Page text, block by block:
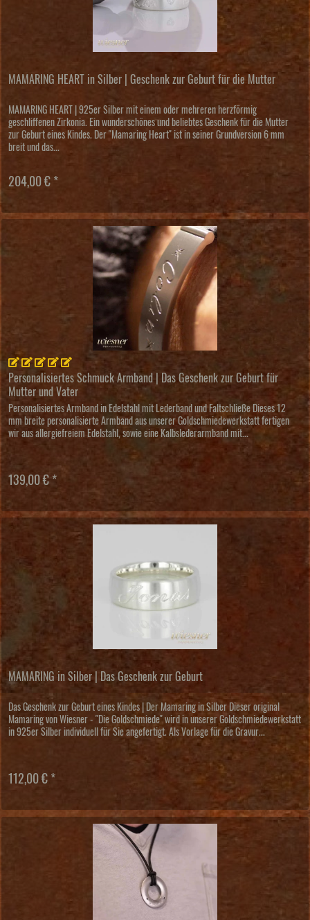
MAMARING HEART in Silber | Geschenk zur Geburt für die Mutter
MAMARING HEART | 925er Silber mit einem oder mehreren herzförmig
geschliffenen Zirkonia. Ein wunderschönes und beliebtes Geschenk für die Mutter
zur Geburt eines Kindes. Der "Mamaring Heart" ist in seiner Grundversion 6 mm
breit und das...
204,00 € *
Personalisiertes Schmuck Armband | Das Geschenk zur Geburt für
Mutter und Vater
Personalisiertes Armband in Edelstahl mit Lederband und Faltschließe Dieses 12
mm breite personalisierte Armband aus unserer Goldschmiedewerkstatt fertigen
wir aus allergiefreiem Edelstahl, sowie eine Kalbslederarmband mit...
139,00 € *
MAMARING in Silber | Das Geschenk zur Geburt
Das Geschenk zur Geburt eines Kindes | Der Mamaring in Silber Dieser original
Mamaring von Wiesner - "Die Goldschmiede" wird in unserer Goldschmiedewerkstatt
in 925er Silber individuell für Sie angefertigt. Als Vorlage für die Gravur...
112,00 € *